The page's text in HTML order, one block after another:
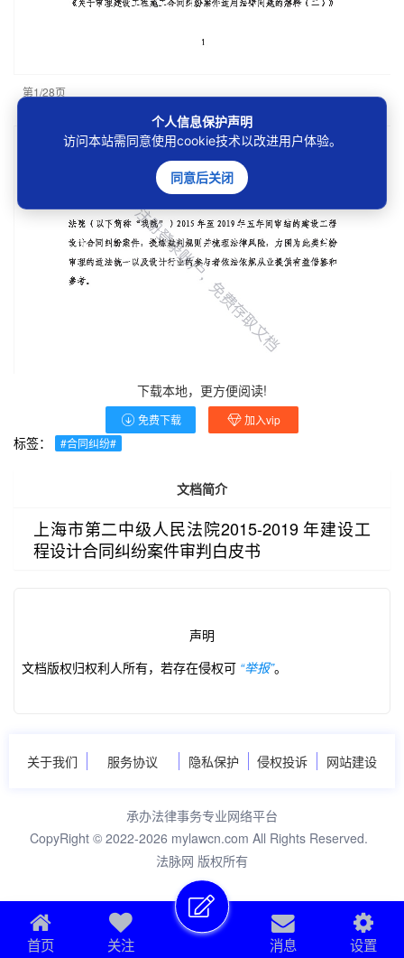
第1/28页
下载本地，更方便阅读!
免费下载 加入vip
标签： #合同纠纷#
文档简介
上海市第二中级人民法院2015-2019 年建设工
程设计合同纠纷案件审判白皮书
声明
文档版权归权利人所有，若存在侵权可 “举报”。
关于我们 服务协议 隐私保护 侵权投诉 网站建设
承办法律事务专业网络平台
CopyRight © 2022-2026 mylawcn.com All Rights Reserved.
个人信息保护声明
访问本站需同意使用cookie技术以改进用户体验。
同意后关闭
法脉网 版权所有
首页 关注 消息 设置